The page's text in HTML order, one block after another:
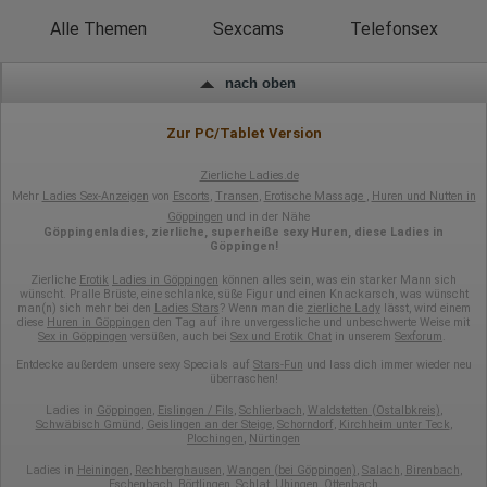
Wie lange blieb der Besucher?
Wir nutzen Hotjar als Webanalysedient. Es wird verwendet, um
auch im Rahmen von Umfragen und Feedbackfunktionen, die
auf unserer Website eingebunden sind, von Ihnen bereitgestellte
Informationen verarbeiten.
Herausgeber:
Erhobene Daten:
Datum und Uhrzeit des Besuchs
Gerätetyp
Geografischer Standort
Besuchte Seiten
Referrer URL
Bildschirmauflösung
Eindeutige Gerätekennung
Sprachinformationen
Alle Themen Sexcams Telefonsex
nach oben
Zur PC/Tablet Version
Zierliche Ladies.de
Mehr Ladies Sex-Anzeigen von Escorts, Transen, Erotische Massage , Huren und Nutten in
Göppingen und in der Nähe
Göppingenladies, zierliche, superheiße sexy Huren, diese Ladies in
Göppingen!
Zierliche Erotik Ladies in Göppingen können alles sein, was ein starker Mann sich
wünscht. Pralle Brüste, eine schlanke, süße Figur und einen Knackarsch, was wünscht
man(n) sich mehr bei den Ladies Stars? Wenn man die zierliche Ladylässt, wird einem
diese Huren in Göppingen den Tag auf ihre unvergessliche und unbeschwerte Weise mit
Sex in Göppingen versüßen, auch bei Sex und Erotik Chat in unserem Sexforum.
Entdecke außerdem unsere sexy Specials auf Stars-Fun und lass dich immer wieder neu
überraschen!
Ladies in Göppingen, Eislingen / Fils, Schlierbach, Waldstetten (Ostalbkreis),
Schwäbisch Gmünd, Geislingen an der Steige, Schorndorf, Kirchheim unter Teck,
Plochingen, Nürtingen
Ladies in Heiningen, Rechberghausen, Wangen (bei Göppingen), Salach, Birenbach,
Eschenbach Börtlingen Schlat Uhingen Ottenbach